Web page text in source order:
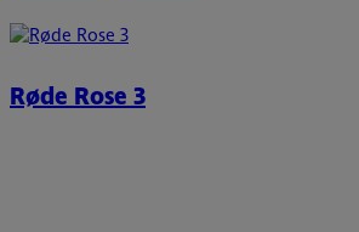
Røde Rose 3